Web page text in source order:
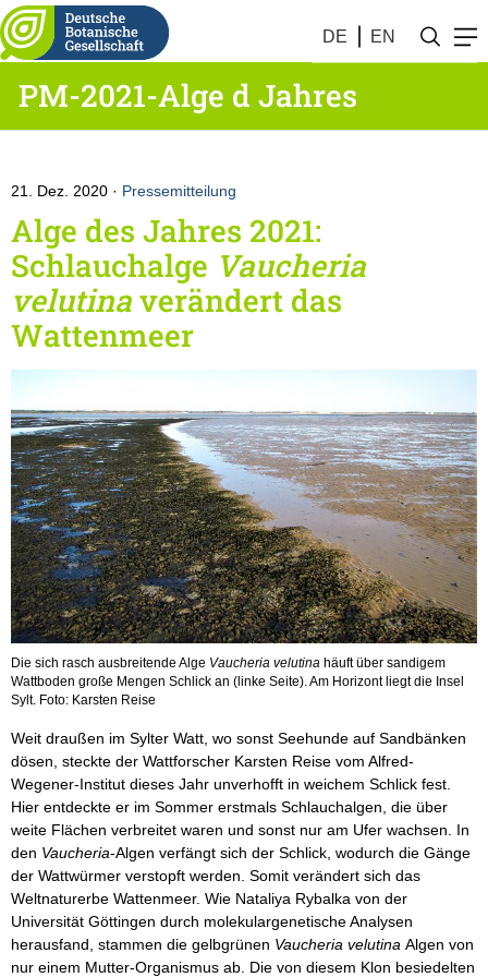
DE EN
PM-2021-Alge d Jahres
21. Dez. 2020 Pressemitteilung
Alge des Jahres 2021:
Schlauchalge Vaucheria
velutinaverändert das
Wattenmeer
Die sich rasch ausbreitende Alge Vaucheria velutina häuft über sandigem
Wattboden große Mengen Schlick an (linke Seite). Am Horizont liegt die Insel
Sylt. Foto: Karsten Reise
Weit draußen im Sylter Watt, wo sonst Seehunde auf Sandbänken
dösen, steckte der Wattforscher Karsten Reise vom Alfred-
Wegener-Institut dieses Jahr unverhofft in weichem Schlick fest.
Hier entdeckte er im Sommer erstmals Schlauchalgen, die über
weite Flächen verbreitet waren und sonst nur am Ufer wachsen. In
den Vaucheria-Algen verfängt sich der Schlick, wodurch die Gänge
der Wattwürmer verstopft werden. Somit verändert sich das
Weltnaturerbe Wattenmeer. Wie Nataliya Rybalka von der
Universität Göttingen durch molekulargenetische Analysen
herausfand, stammen die gelbgrünen Vaucheria velutina Algen von
nur einem Mutter-Organismus ab. Die von diesem Klon besiedelten